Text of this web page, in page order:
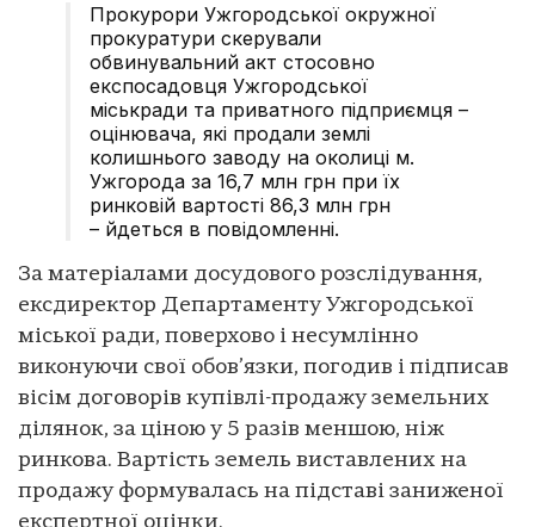
Прокурори Ужгородської окружної
прокуратури скерували
обвинувальний акт стосовно
експосадовця Ужгородської
міськради та приватного підприємця –
оцінювача, які продали землі
колишнього заводу на околиці м.
Ужгорода за 16,7 млн грн при їх
ринковій вартості 86,3 млн грн
– йдеться в повідомленні.
За матеріалами досудового розслідування,
ексдиректор Департаменту Ужгородської
міської ради, поверхово і несумлінно
виконуючи свої обов’язки, погодив і підписав
вісім договорів купівлі-продажу земельних
ділянок, за ціною у 5 разів меншою, ніж
ринкова. Вартість земель виставлених на
продажу формувалась на підставі заниженої